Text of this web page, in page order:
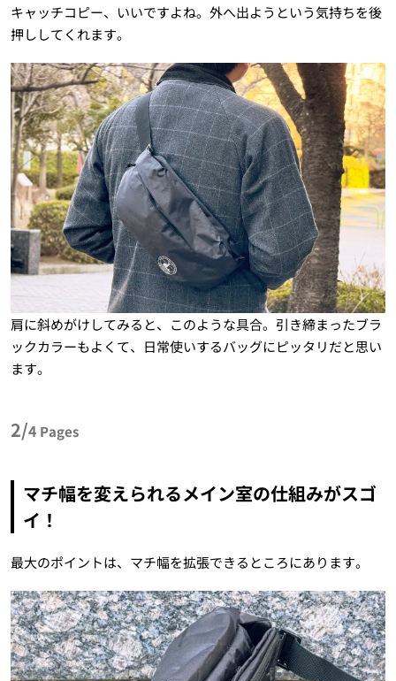
キャッチコピー、いいですよね。外へ出ようという気持ちを後
押ししてくれます。
肩に斜めがけしてみると、このような具合。引き締まったブラ
ックカラーもよくて、日常使いするバッグにピッタリだと思い
ます。
2/4 Pages
マチ幅を変えられるメイン室の仕組みがスゴ
イ！
最大のポイントは、マチ幅を拡張できるところにあります。